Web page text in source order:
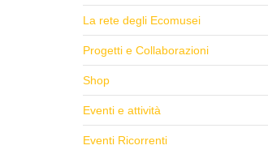
La rete degli Ecomusei
Progetti e Collaborazioni
Shop
Eventi e attività
Eventi Ricorrenti